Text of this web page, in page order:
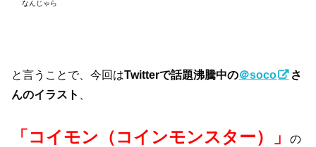
なんじゃら
と言うことで、今回はTwitterで話題沸騰中の＠soco
さ
んのイラスト
「コイモン（コインモンスター）」の